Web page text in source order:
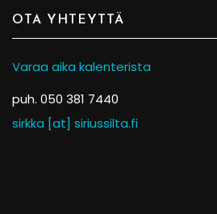
OTA YHTEYTTÄ
Varaa aika kalenterista
puh. 050 381 7440
sirkka [at] siriussilta.fi